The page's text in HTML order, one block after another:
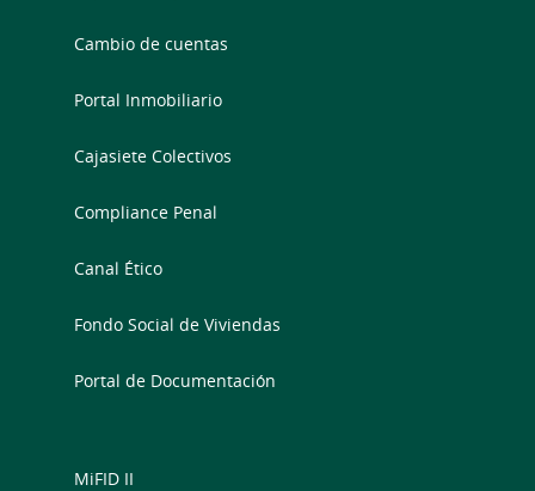
Cambio de cuentas
Portal Inmobiliario
Cajasiete Colectivos
Compliance Penal
Canal Ético
Fondo Social de Viviendas
Portal de Documentación
MiFID II